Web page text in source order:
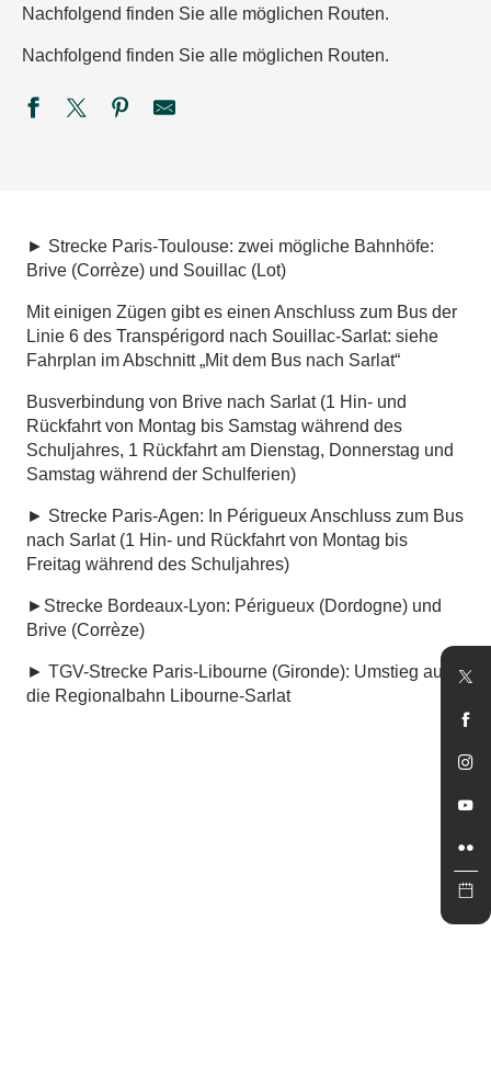
Nachfolgend finden Sie alle möglichen Routen.
Nachfolgend finden Sie alle möglichen Routen.
► Strecke Paris-Toulouse: zwei mögliche Bahnhöfe:
Brive (Corrèze) und Souillac (Lot)
Mit einigen Zügen gibt es einen Anschluss zum Bus der
Linie 6 des Transpérigord nach Souillac-Sarlat: siehe
Fahrplan im Abschnitt „Mit dem Bus nach Sarlat“
Busverbindung von Brive nach Sarlat (1 Hin- und
Rückfahrt von Montag bis Samstag während des
Schuljahres, 1 Rückfahrt am Dienstag, Donnerstag und
Samstag während der Schulferien)
► Strecke Paris-Agen: In Périgueux Anschluss zum Bus
nach Sarlat (1 Hin- und Rückfahrt von Montag bis
Freitag während des Schuljahres)
►Strecke Bordeaux-Lyon: Périgueux (Dordogne) und
Brive (Corrèze)
► TGV-Strecke Paris-Libourne (Gironde): Umstieg auf
die Regionalbahn Libourne-Sarlat